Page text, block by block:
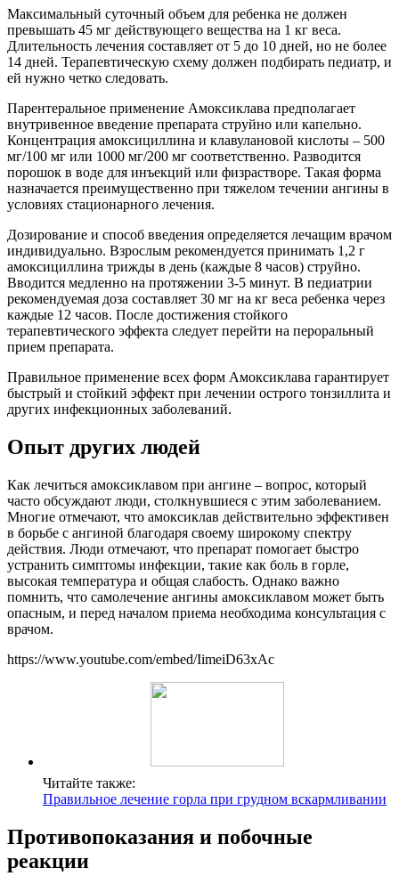
Максимальный суточный объем для ребенка не должен
превышать 45 мг действующего вещества на 1 кг веса.
Длительность лечения составляет от 5 до 10 дней, но не более
14 дней. Терапевтическую схему должен подбирать педиатр, и
ей нужно четко следовать.
Парентеральное применение Амоксиклава предполагает
внутривенное введение препарата струйно или капельно.
Концентрация амоксициллина и клавулановой кислоты – 500
мг/100 мг или 1000 мг/200 мг соответственно. Разводится
порошок в воде для инъекций или физрастворе. Такая форма
назначается преимущественно при тяжелом течении ангины в
условиях стационарного лечения.
Дозирование и способ введения определяется лечащим врачом
индивидуально. Взрослым рекомендуется принимать 1,2 г
амоксициллина трижды в день (каждые 8 часов) струйно.
Вводится медленно на протяжении 3-5 минут. В педиатрии
рекомендуемая доза составляет 30 мг на кг веса ребенка через
каждые 12 часов. После достижения стойкого
терапевтического эффекта следует перейти на пероральный
прием препарата.
Правильное применение всех форм Амоксиклава гарантирует
быстрый и стойкий эффект при лечении острого тонзиллита и
других инфекционных заболеваний.
Опыт других людей
Как лечиться амоксиклавом при ангине – вопрос, который
часто обсуждают люди, столкнувшиеся с этим заболеванием.
Многие отмечают, что амоксиклав действительно эффективен
в борьбе с ангиной благодаря своему широкому спектру
действия. Люди отмечают, что препарат помогает быстро
устранить симптомы инфекции, такие как боль в горле,
высокая температура и общая слабость. Однако важно
помнить, что самолечение ангины амоксиклавом может быть
опасным, и перед началом приема необходима консультация с
врачом.
https://www.youtube.com/embed/IimeiD63xAc
Читайте также:
Правильное лечение горла при грудном вскармливании
Противопоказания и побочные
реакции